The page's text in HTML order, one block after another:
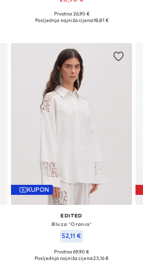
Dostupne veličine: XS-XL
Prvotno: 26,90 €
Posljednja najniža cijena:18,81 €
KUPON
EDITED
Bluza 'Orania'
52,11 €
Dostupne veličine: XS, S, M, L
Prvotno: 69,90 €
Posljednja najniža cijena:23,16 €